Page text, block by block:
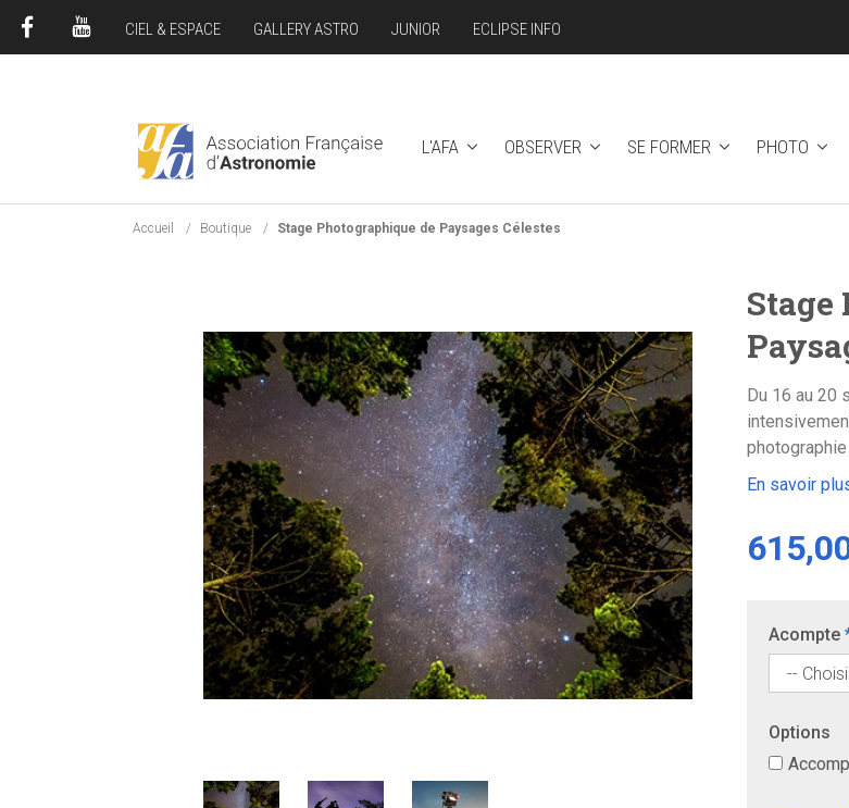
L'AFA OBSERVER SE FORMER PHOTO
CIEL & ESPACE GALLERY ASTRO JUNIOR ECLIPSE INFO
Accueil Boutique Stage Photographique de Paysages Célestes
Stage
Du 16 au 20
En savoir
Acompte
Options